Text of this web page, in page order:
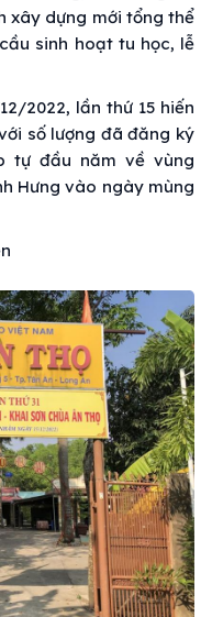
xây dựng mới tổng thể
sinh hoạt tu học, lễ
2022, lần thứ 15 hiến
số lượng đã đăng ký
tự đầu năm về vùng
Hưng vào ngày mùng